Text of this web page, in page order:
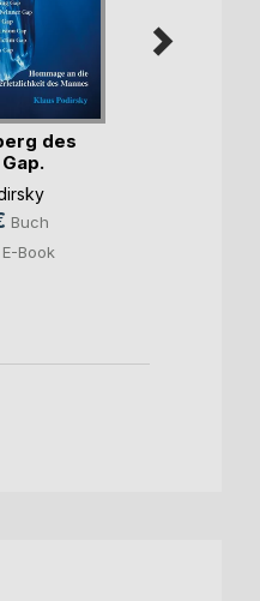
des
Buch
E-Book